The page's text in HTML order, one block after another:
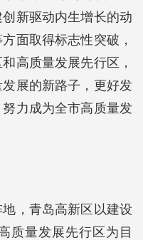
新驱动内生增长的动
面取得标志性突破，
高质量发展先行区，
展的新路子，更好发
力成为全市高质量发
，青岛高新区以建设
质量发展先行区为目